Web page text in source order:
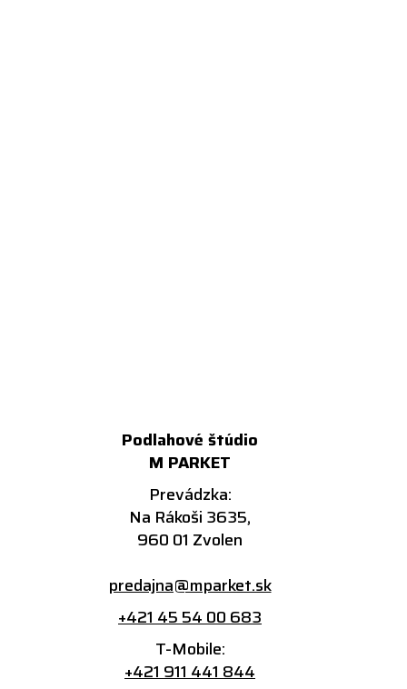
Podlahové štúdio
M PARKET
Prevádzka:
Na Rákoši 3635,
960 01 Zvolen
predajna@mparket.sk
+421 45 54 00 683
T-Mobile:
+421 911 441 844